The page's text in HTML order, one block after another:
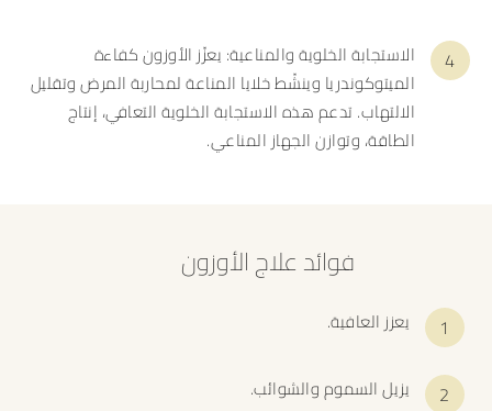
الاستجابة الخلوية والمناعية: يعزّز الأوزون كفاءة
الميتوكوندريا وينشّط خلايا المناعة لمحاربة المرض وتقليل
الالتهاب. تدعم هذه الاستجابة الخلوية التعافي، إنتاج
الطاقة، وتوازن الجهاز المناعي.
فوائد علاج الأوزون
يعزز العافية.
يزيل السموم والشوائب.